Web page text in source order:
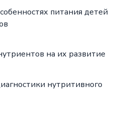
питания детей
на их развитие
нутритивного